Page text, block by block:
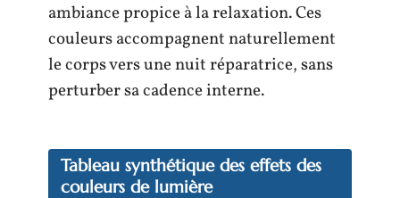
ambiance propice à la relaxation. Ces
couleurs accompagnent naturellement
le corps vers une nuit réparatrice, sans
perturber sa cadence interne.
Tableau synthétique des effets des
couleurs de lumière